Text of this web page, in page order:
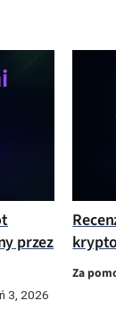
przez
3, 2026
Za